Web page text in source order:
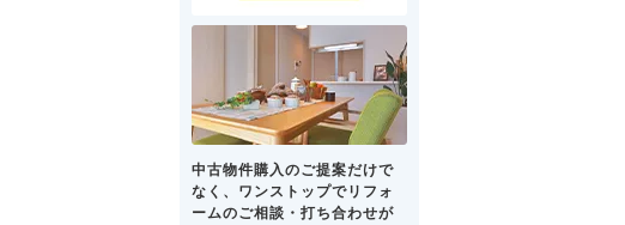
中古物件購入のご提案だけで
なく、ワンストップでリフォ
ームのご相談・打ち合わせが